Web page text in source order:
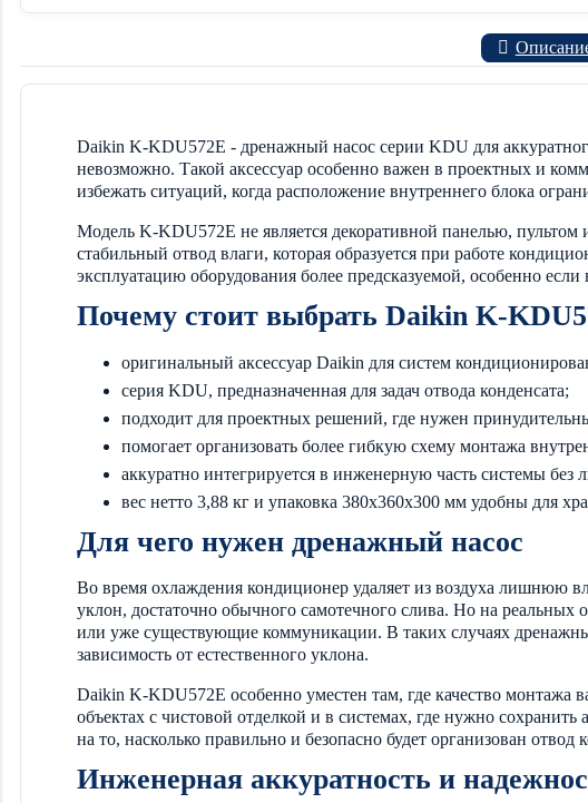
Daikin K-KDU572E - дренажный насос серии KDU для
невозможно. Такой аксессуар особенно важен в проектных и
избежать ситуаций, когда расположение внутреннего блока
Модель K-KDU572E не является декоративной панелью,
стабильный отвод влаги, которая образуется при работе
эксплуатацию оборудования более предсказуемой, особенно
Почему стоит выбрать Daikin K-
оригинальный аксессуар Daikin для систем
серия KDU, предназначенная для задач отвода конденсата;
подходит для проектных решений, где нужен
помогает организовать более гибкую схему монтажа
аккуратно интегрируется в инженерную часть системы
вес нетто 3,88 кг и упаковка 380x360x300 мм удобны для
Для чего нужен дренажный насос
Во время охлаждения кондиционер удаляет из воздуха лишнюю
уклон, достаточно обычного самотечного слива. Но на реальных
или уже существующие коммуникации. В таких случаях
зависимость от естественного уклона.
Daikin K-KDU572E особенно уместен там, где качество монтажа
объектах с чистовой отделкой и в системах, где нужно
на то, насколько правильно и безопасно будет организован отвод
Инженерная аккуратность и